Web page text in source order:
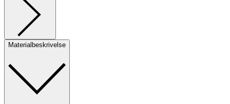
Materialbeskrivelse